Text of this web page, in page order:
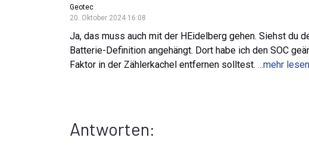
Geotec
20. Oktober 2024 16:08
Ja, das muss auch mit der HEidelberg gehen. Siehst du
Batterie-Definition angehängt. Dort habe ich den SOC
Faktor in der Zählerkachel entfernen solltest. ...mehr lesen
Antworten: